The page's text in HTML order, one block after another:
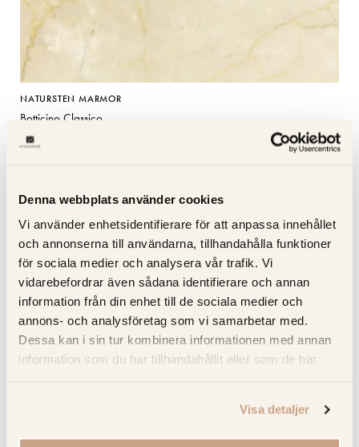
Denna webbplats använder cookies
Vi använder enhetsidentifierare för att anpassa innehållet
och annonserna till användarna, tillhandahålla funktioner
för sociala medier och analysera vår trafik. Vi
vidarebefordrar även sådana identifierare och annan
information från din enhet till de sociala medier och
annons- och analysföretag som vi samarbetar med.
Dessa kan i sin tur kombinera informationen med annan
information som du har tillhandahållit eller som de har
Visa detaljer
NATURSTEN MARMOR
Botticino Classico
KOLLA PRIS